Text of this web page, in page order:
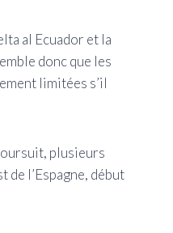
al Ecuador et la
donc que les
limitées s’il
plusieurs
de l’Espagne, début